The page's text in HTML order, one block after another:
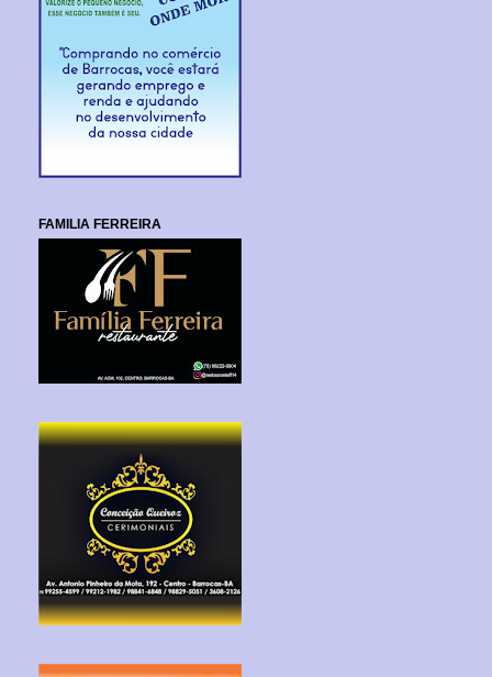
FAMILIA FERREIRA